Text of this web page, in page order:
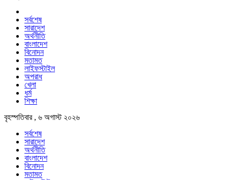
সর্বশেষ
সারাদেশ
অর্থনীতি
বাংলাদেশ
বিনোদন
মতামত
লাইফস্টাইল
অপরাধ
খেলা
ধর্ম
শিক্ষা
বৃহস্পতিবার , ৬ অগাস্ট ২০২৬
সর্বশেষ
সারাদেশ
অর্থনীতি
বাংলাদেশ
বিনোদন
মতামত